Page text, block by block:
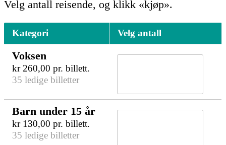
Velg antall reisende, og klikk «kjøp».
Kategori Velg antall
Voksen
kr260,00 pr. billett.
35 ledige billetter
Barn under 15 år
kr130,00 pr. billett.
35 ledige billetter